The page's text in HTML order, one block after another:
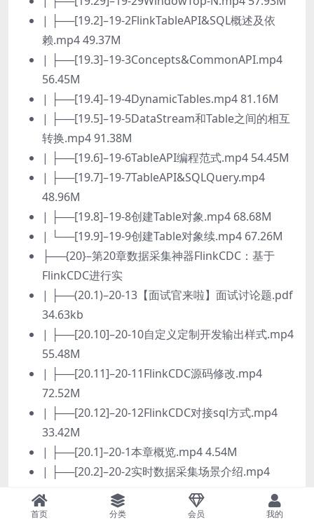
| ├──[19.2]–19-2FlinkTableAPI&SQL概述及依
赖.mp4 49.37M
| ├──[19.3]–19-3Concepts&CommonAPI.mp4
56.45M
| ├──[19.4]–19-4DynamicTables.mp4 81.16M
| ├──[19.5]–19-5DataStream和Table之间的相互
转换.mp4 91.38M
| ├──[19.6]–19-6TableAPI编程范式.mp4 54.45M
| ├──[19.7]–19-7TableAPI&SQLQuery.mp4
48.96M
| ├──[19.8]–19-8创建Table对象.mp4 68.68M
| └──[19.9]–19-9创建Table对象续.mp4 67.26M
├──{20}–第20章数据采集神器FlinkCDC：基于
FlinkCDC进行实
| ├──(20.1)–20-13【面试官来啦】面试讨论题.pdf
34.63kb
| ├──[20.10]–20-10自定义定制开发输出样式.mp4
55.48M
| ├──[20.11]–20-11FlinkCDC源码修改.mp4
72.52M
| ├──[20.12]–20-12FlinkCDC对接sql方式.mp4
33.42M
| ├──[20.1]–20-1本章概览.mp4 4.54M
| ├──[20.2]–20-2实时数据采集场景介绍.mp4
27.76M
| ├──[20.3]–20-3Canal原理.mp4 32.38M
首页 分类 会员 我的